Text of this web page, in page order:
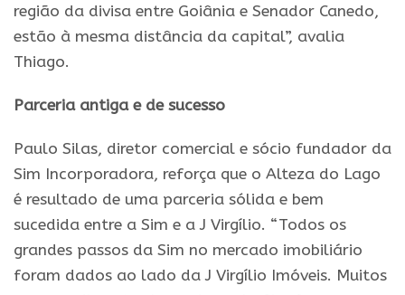
região da divisa entre Goiânia e Senador Canedo,
estão à mesma distância da capital”, avalia
Thiago.
Parceria antiga e de sucesso
Paulo Silas, diretor comercial e sócio fundador da
Sim Incorporadora, reforça que o Alteza do Lago
é resultado de uma parceria sólida e bem
sucedida entre a Sim e a J Virgílio. “Todos os
grandes passos da Sim no mercado imobiliário
foram dados ao lado da J Virgílio Imóveis. Muitos